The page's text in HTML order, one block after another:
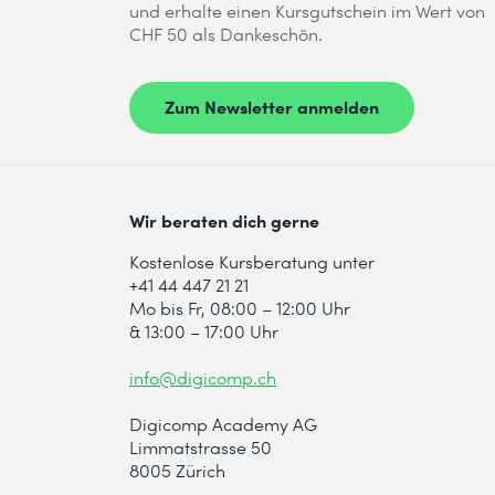
und erhalte einen Kursgutschein im Wert von
CHF 50 als Dankeschön.
Zum Newsletter anmelden
Wir beraten dich gerne
Kostenlose Kursberatung unter
+41 44 447 21 21
Mo bis Fr, 08:00 – 12:00 Uhr
& 13:00 – 17:00 Uhr
info@digicomp.ch
Digicomp Academy AG
Limmatstrasse 50
8005 Zürich